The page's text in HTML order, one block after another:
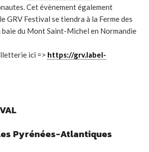
Cet évènement également
GRV Festival se tiendra à la Ferme des
baie du Mont Saint-Michel en Normandie
ici => https://grv.label-
Pyrénées-Atlantiques